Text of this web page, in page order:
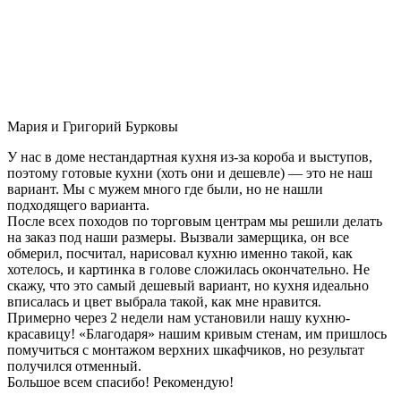
Мария и Григорий Бурковы
У нас в доме нестандартная кухня из-за короба и выступов,
поэтому готовые кухни (хоть они и дешевле) — это не наш
вариант. Мы с мужем много где были, но не нашли
подходящего варианта.
После всех походов по торговым центрам мы решили делать
на заказ под наши размеры. Вызвали замерщика, он все
обмерил, посчитал, нарисовал кухню именно такой, как
хотелось, и картинка в голове сложилась окончательно. Не
скажу, что это самый дешевый вариант, но кухня идеально
вписалась и цвет выбрала такой, как мне нравится.
Примерно через 2 недели нам установили нашу кухню-
красавицу! «Благодаря» нашим кривым стенам, им пришлось
помучиться с монтажом верхних шкафчиков, но результат
получился отменный.
Большое всем спасибо! Рекомендую!